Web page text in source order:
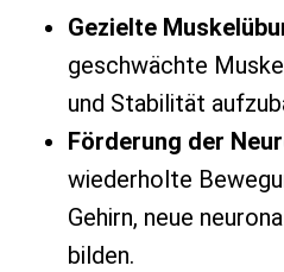
Gezielte
geschwächte
und Stabilität
Förderung der
wiederholte
Gehirn, neue
bilden.